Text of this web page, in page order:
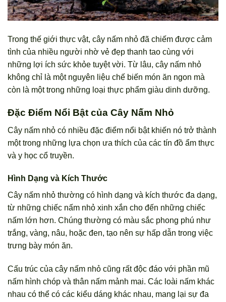
Trong thế giới thực vật, cây nấm nhỏ đã chiếm được cảm
tình của nhiều người nhờ vẻ đẹp thanh tao cùng với
những lợi ích sức khỏe tuyệt vời. Từ lâu, cây nấm nhỏ
không chỉ là một nguyên liệu chế biến món ăn ngon mà
còn là một trong những loại thực phẩm giàu dinh dưỡng.
Đặc Điểm Nổi Bật của Cây Nấm Nhỏ
Cây nấm nhỏ có nhiều đặc điểm nổi bật khiến nó trở thành
một trong những lựa chọn ưa thích của các tín đồ ẩm thực
và y học cổ truyền.
Hình Dạng và Kích Thước
Cây nấm nhỏ thường có hình dạng và kích thước đa dạng,
từ những chiếc nấm nhỏ xinh xắn cho đến những chiếc
nấm lớn hơn. Chúng thường có màu sắc phong phú như
trắng, vàng, nâu, hoặc đen, tạo nên sự hấp dẫn trong việc
trưng bày món ăn.
Cấu trúc của cây nấm nhỏ cũng rất độc đáo với phần mũ
nấm hình chóp và thân nấm mảnh mai. Các loài nấm khác
nhau có thể có các kiểu dáng khác nhau, mang lại sự đa